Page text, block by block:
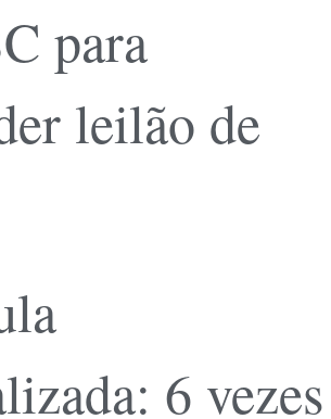
para
leilão de
6 vezes